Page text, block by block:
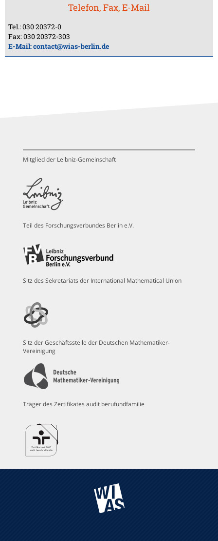
Telefon, Fax, E-Mail
Tel.: 030 20372-0
Fax: 030 20372-303
E-Mail:contact@wias-berlin.de
Mitglied der Leibniz-Gemeinschaft
Teil des Forschungsverbundes Berlin e.V.
Sitz des Sekretariats der International Mathematical Union
Sitz der Geschäftsstelle der Deutschen Mathematiker-
Vereinigung
Träger des Zertifikates audit berufundfamilie